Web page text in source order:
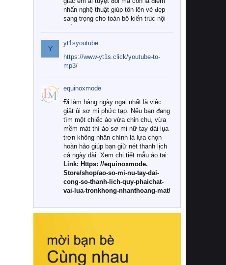
nhấn nghệ thuật giúp tôn lên vẻ đẹp
sang trọng cho toàn bộ kiến trúc nội
Tuy nhiên, giữa thị trường đa dạng
với vô vàn thương hiệu và mẫu mã
như hiện nay, làm thế nào để chọn
được những bộ chăn ga gối đệm cao
cấp thực sự chất lượng, phù hợp với
khí hậu và nhu cầu sử dụng của gia
đình? Hãy cùng chúng tôi đi tìm lời
giải đáp chi tiết qua bài viết dưới đây.
1. Tại sao các gia đình hiện đại lại ưa
chuộng chăn ga gối đệm cao cấp?
Khác với các dòng sản phẩm thông
thường, những bộ chăn ga gối đệm
cao cấp trải qua quy trình sản xuất
nghiêm ngặt từ khâu chọn lọc nguyên
liệu tự nhiên đến công nghệ dệt
nhuộm hiện đại không chứa hóa chất
này, bạn sẽ cảm nhận rõ rệt sự khác
hồi chuẩn xác của phần đệm nâng đỡ
cột sống.
Y
yt1syoutube
https://www-yt1s.click/youtube-to-
mp3/
equinoxmode
Đi làm hàng ngày ngại nhất là việc
giặt ủi sơ mi phức tạp. Nếu bạn đang
tìm một chiếc áo vừa chỉn chu, vừa
mềm mát thì áo sơ mi nữ tay dài lụa
trơn không nhăn chính là lựa chọn
hoàn hảo giúp bạn giữ nét thanh lịch
cả ngày dài. Xem chi tiết mẫu áo tại:
Link: Https: //equinoxmode.
Store/shop/ao-so-mi-nu-tay-dai-
cong-so-thanh-lich-quy-phaichat-
vai-lua-tronkhong-nhanthoang-mat/